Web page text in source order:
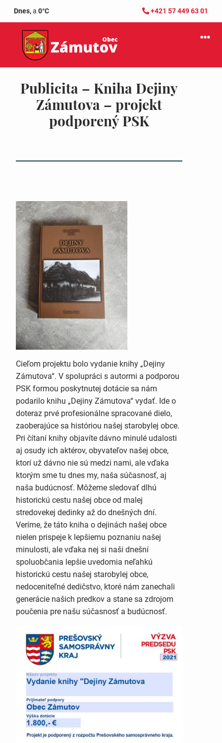
Dnes,a 0°C +421 57 449 63 01
Publicita – Kniha Dejiny
Zámutova – projekt
podporený PSK
Cieľom projektu bolo vydanie knihy „Dejiny
Zámutova“. V spolupráci s autormi a podporou
PSK formou poskytnutej dotácie sa nám
podarilo knihu „Dejiny Zámutova“ vydať. Ide o
doteraz prvé profesionálne spracované dielo,
zaoberajúce sa históriou našej starobylej obce.
Pri čítaní knihy objavíte dávno minulé udalosti
aj osudy ich aktérov, obyvateľov našej obce,
ktorí už dávno nie sú medzi nami, ale vďaka
ktorým sme tu dnes my, naša súčasnosť, aj
naša budúcnosť. Môžeme sledovať dlhú
historickú cestu našej obce od malej
stredovekej dedinky až do dnešných dní.
Veríme, že táto kniha o dejinách našej obce
nielen prispeje k lepšiemu poznaniu našej
minulosti, ale vďaka nej si naši dnešní
spoluobčania lepšie uvedomia neľahkú
historickú cestu našej starobylej obce,
nedoceniteľné dedičstvo, ktoré nám zanechali
generácie našich predkov a stane sa zdrojom
poučenia pre našu súčasnosť a budúcnosť.